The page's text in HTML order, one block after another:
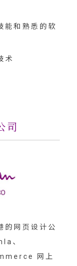
能和熟悉的软
术
司
的网页设计公
、
网上